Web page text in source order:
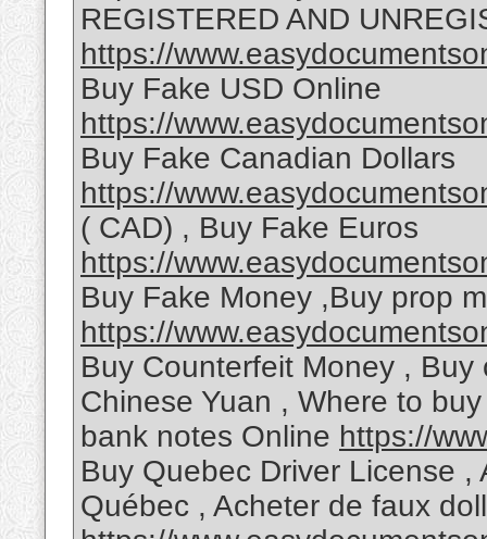
REGISTERED AND
https://
Buy Fake USD Online
https://
Buy Fake Canadian Dollars
https://
( CAD) , Buy Fake Euros
https://
Buy Fake Money ,Buy prop
https://
Buy Counterfeit Money ,
Chinese Yuan , Where to
bank notes Online https://
Buy Quebec Driver License
Québec , Acheter de faux